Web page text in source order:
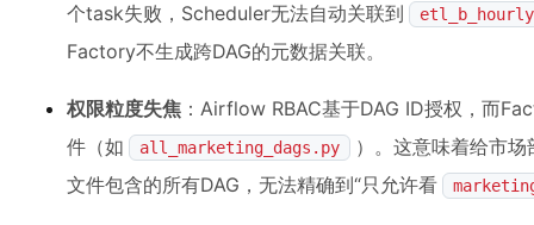
个task失败，Scheduler无法自动关联到
etl_b_hourly
Factory不生成跨DAG的元数据关联。
权限粒度失焦 ：Airflow RBAC基于DAG ID授权，而
件（如
all_marketing_dags.py
）。这意味着给市场
文件包含的所有DAG，无法精确到“只允许看